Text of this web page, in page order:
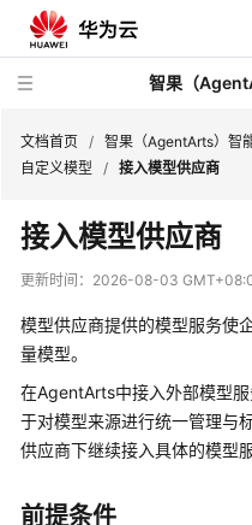
智果（
最
新
动
产
介
绍
始
文档首页 / 智果（AgentArts）智
自定义模型
/ 接入模型供应商
接入模型供应商
更新时间： 2026-08-03
模型供应商提供的模型服务使
量模型。
在AgentArts中接入外部模型
于对模型来源进行统一管理与
供应商下继续接入具体的模型服
前提条件